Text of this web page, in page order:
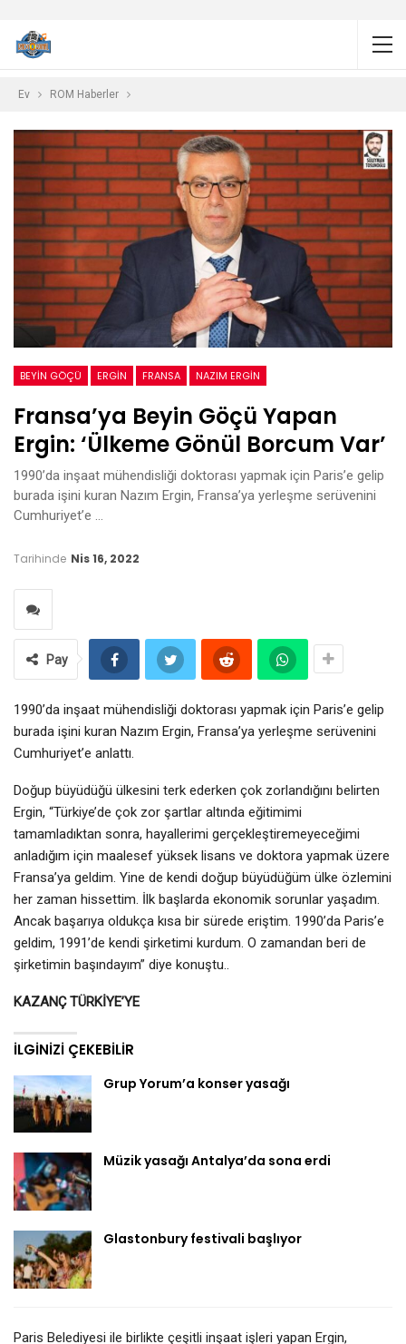
Ev ROM Haberler
BEYIN GÖÇÜ ERGIN FRANSA NAZIM ERGIN
Fransa’ya Beyin Göçü Yapan
Ergin: ‘Ülkeme Gönül Borcum Var’
1990’da inşaat mühendisliği doktorası yapmak için Paris’e gelip
burada işini kuran Nazım Ergin, Fransa’ya yerleşme serüvenini
Cumhuriyet’e …
Tarihinde Nis 16, 2022
Pay
1990’da inşaat mühendisliği doktorası yapmak için Paris’e gelip
burada işini kuran Nazım Ergin, Fransa’ya yerleşme serüvenini
Cumhuriyet’e anlattı.
Doğup büyüdüğü ülkesini terk ederken çok zorlandığını belirten
Ergin, “Türkiye’de çok zor şartlar altında eğitimimi
tamamladıktan sonra, hayallerimi gerçekleştiremeyeceğimi
anladığım için maalesef yüksek lisans ve doktora yapmak üzere
Fransa’ya geldim. Yine de kendi doğup büyüdüğüm ülke özlemini
her zaman hissettim. İlk başlarda ekonomik sorunlar yaşadım.
Ancak başarıya oldukça kısa bir sürede eriştim. 1990’da Paris’e
geldim, 1991’de kendi şirketimi kurdum. O zamandan beri de
şirketimin başındayım” diye konuştu..
KAZANÇ TÜRKİYE’YE
İLGINIZI ÇEKEBILIR
Grup Yorum’a konser yasağı
Müzik yasağı Antalya’da sona erdi
Glastonbury festivali başlıyor
Paris Belediyesi ile birlikte çeşitli inşaat işleri yapan Ergin,